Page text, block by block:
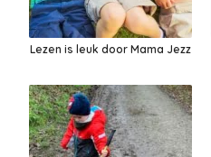
Lezen is leuk door Mama Jezz